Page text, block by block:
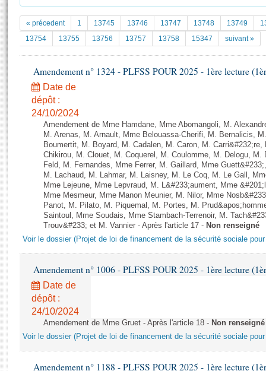
Documents parlementaires
Projets de loi
Propositions de loi
Amendements
Textes adoptés
Rapports d'information
Rapports d'enquête
Rapports législatifs
Rapports sur l'application des lois
Baromètre de l’application des lois
Dossiers législatifs
Budget et sécurité sociale
Comptes rendus des débats
Documents de référence
( Constitution | Règlement de l'Assemblée ... )
Histoire
Juniors
Anciennes législatures
Liens vers les sites publics
La Bibliothèque
Les archives
Photos libres de droit
« précedent 1 13745 13746 13747 13748 13749
13754
13755 13756 13757 13758 15347 suivant »
Amendement n° 1324 - PLFSS POUR 2025 - 1ère lecture
Date de
dépôt :
24/10/2024
Amendement de Mme Hamdane, Mme Abomangoli, M.
M. Arenas, M. Arnault, Mme Belouassa-Cherifi, M. Bernalicis,
Boumertit, M. Boyard, M. Cadalen, M. Caron, M.
Chikirou, M. Clouet, M. Coquerel, M. Coulomme, M. Delogu, M.
Feld, M. Fernandes, Mme Ferrer, M. Gaillard, Mme
M. Lachaud, M. Lahmar, M. Laisney, M. Le Coq, M. Le Gall,
Mme Lejeune, Mme Lepvraud, M. L&#233;aument, Mme
Mme Mesmeur, Mme Manon Meunier, M. Nilor, Mme
Panot, M. Pilato, M. Piquemal, M. Portes, M.
Saintoul, Mme Soudais, Mme Stambach-Terrenoir, M.
Trouv&#233; et M. Vannier - Après l'article 17 - Non renseigné
Voir le dossier (Projet de loi de financement de la sécurité sociale pour
Amendement n° 1006 - PLFSS POUR 2025 - 1ère lecture
Date de
dépôt :
24/10/2024
Amendement de Mme Gruet - Après l'article 18 - Non renseigné
Voir le dossier (Projet de loi de financement de la sécurité sociale pour
Amendement n° 1188 - PLFSS POUR 2025 - 1ère lecture